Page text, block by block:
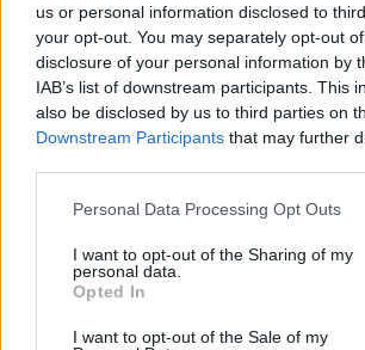
us or personal information disclosed to
your opt-out. You may separately opt-out
disclosure of your personal information by
IAB’s list of downstream participants. This
also be disclosed by us to third parties on
Downstream Participants that may further
Please note that this website/app uses one
not limited to your visit or usage behaviour.
grant or deny consent to Google and its
use your data for below specified purposes
consent section.
Personal Data Processing Opt Outs
I want to opt-out of the Sharing of my
personal data.
Opted In
I want to opt-out of the Sale of my
Steven Odendaal
Supersport
ünnepelheti ezredik